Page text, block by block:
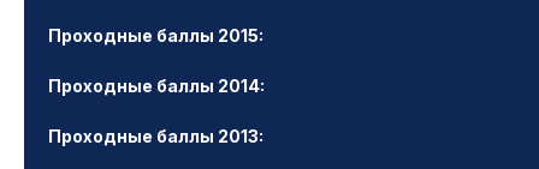
Проходные баллы 2015:
Проходные баллы 2014:
Проходные баллы 2013: